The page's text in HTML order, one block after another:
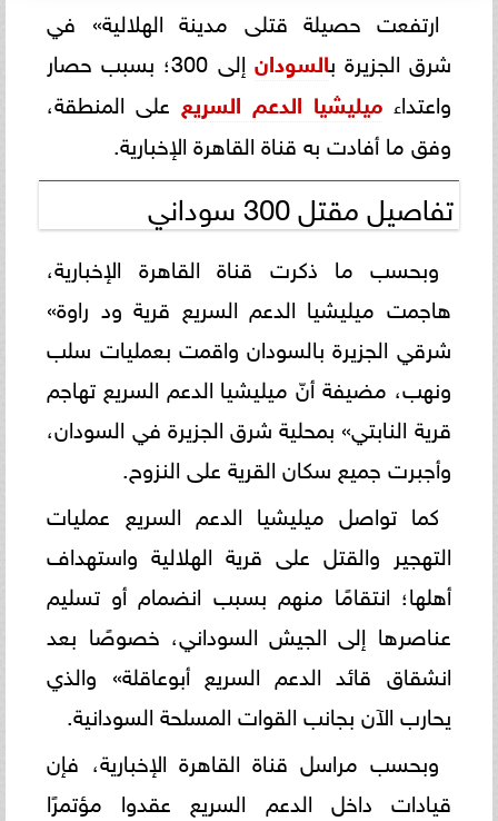
ارتفعت حصيلة قتلى مدينة الهلالية» في
شرق الجزيرة بالسودان
إلى 300؛ بسبب حصار
واعتداءميليشيا الدعم السريع على المنطقة،
وفق ما أفادت به قناة القاهرة الإخبارية.
تفاصيل مقتل 300 سوداني
وبحسب ما ذكرت قناة القاهرة الإخبارية،
هاجمت ميليشيا الدعم السريع قرية ود راوة»
شرقي الجزيرة بالسودان واقمت بعمليات سلب
ونهب، مضيفة أنّ ميليشيا الدعم السريع تهاجم
قرية النابتي» بمحلية شرق الجزيرة في السودان،
وأجبرت جميع سكان القرية على النزوح.
كما تواصل ميليشيا الدعم السريع عمليات
التهجير والقتل على قرية الهلالية واستهداف
أهلها؛ انتقامًا منهم بسبب انضمام أو تسليم
عناصرها إلى الجيش السوداني، خصوصًا بعد
انشقاق قائد الدعم السريع أبوعاقلة» والذي
يحارب الآن بجانب القوات المسلحة السودانية.
وبحسب مراسل قناة القاهرة الإخبارية، فإن
قيادات داخل الدعم السريع عقدوا مؤتمرًا